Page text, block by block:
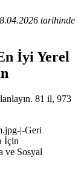
tarihinde
İyi Yerel
81 il, 973
|-Geri
İçin
ve Sosyal